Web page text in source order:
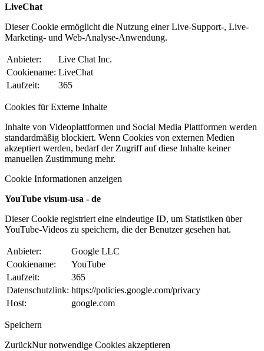
LiveChat
Dieser Cookie ermöglicht die Nutzung einer Live-Support-, Live-
Marketing- und Web-Analyse-Anwendung.
Anbieter:
Live Chat Inc.
Cookiename: LiveChat
Laufzeit:
365
Cookies für Externe Inhalte
Inhalte von Videoplattformen und Social Media Plattformen werden
standardmäßig blockiert. Wenn Cookies von externen Medien
akzeptiert werden, bedarf der Zugriff auf diese Inhalte keiner
manuellen Zustimmung mehr.
Cookie Informationen anzeigen
YouTube visum-usa - de
Dieser Cookie registriert eine eindeutige ID, um Statistiken über
YouTube-Videos zu speichern, die der Benutzer gesehen hat.
Anbieter:
Google LLC
Cookiename:
YouTube
Laufzeit:
365
Datenschutzlink: https://policies.google.com/privacy
Host:
google.com
Speichern
ZurückNur notwendige Cookies akzeptieren